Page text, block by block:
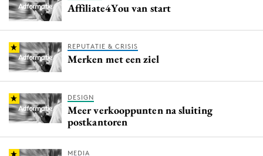
Affiliate4You van start
REPUTATIE & CRISIS
Merken met een ziel
DESIGN
Meer verkooppunten na sluiting
postkantoren
MEDIA